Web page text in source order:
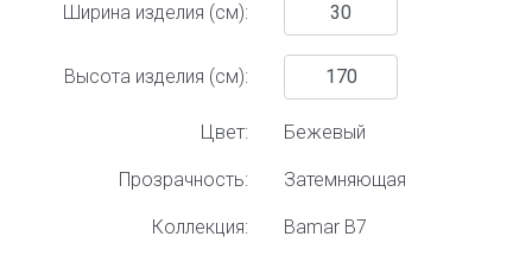
Ширина изделия (см):
Высота изделия (см):
Цвет: Бежевый
Прозрачность: Затемняющая
Коллекция: Bamar B7